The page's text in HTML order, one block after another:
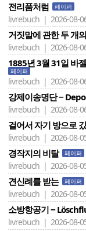
전리품처럼 페이퍼
livrebuch | 2026-08-
거짓말에 관한 두 개
livrebuch | 2026-08-
1885년 3월 31일 바
페이퍼
livrebuch | 2026-08-
강제이송명단 −
livrebuch | 2026-08-
걸어서 자기 방으로
livrebuch | 2026-08-
경작지의 비탈 페이퍼
livrebuch | 2026-08-
견신례를 받는 페이퍼
livrebuch | 2026-08-
소방항공기 −
livrebuch | 2026-08-